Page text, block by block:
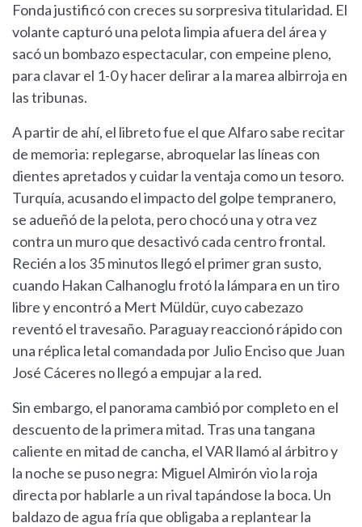
Fonda justificó con creces su sorpresiva titularidad. El
volante capturó una pelota limpia afuera del área y
sacó un bombazo espectacular, con empeine pleno,
para clavar el 1-0 y hacer delirar a la marea albirroja en
las tribunas.
A partir de ahí, el libreto fue el que Alfaro sabe recitar
de memoria: replegarse, abroquelar las líneas con
dientes apretados y cuidar la ventaja como un tesoro.
Turquía, acusando el impacto del golpe tempranero,
se adueñó de la pelota, pero chocó una y otra vez
contra un muro que desactivó cada centro frontal.
Recién a los 35 minutos llegó el primer gran susto,
cuando Hakan Calhanoglu frotó la lámpara en un tiro
libre y encontró a Mert Müldür, cuyo cabezazo
reventó el travesaño. Paraguay reaccionó rápido con
una réplica letal comandada por Julio Enciso que Juan
José Cáceres no llegó a empujar a la red.
Sin embargo, el panorama cambió por completo en el
descuento de la primera mitad. Tras una tangana
caliente en mitad de cancha, el VAR llamó al árbitro y
la noche se puso negra: Miguel Almirón vio la roja
directa por hablarle a un rival tapándose la boca. Un
baldazo de agua fría que obligaba a replantear la